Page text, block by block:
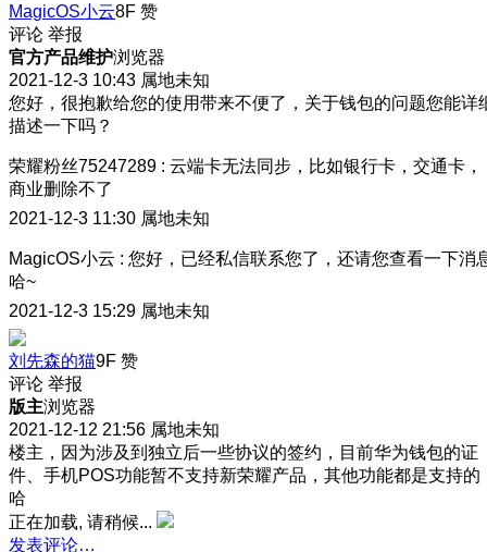
MagicOS小云8F 赞
评论 举报
官方产品维护浏览器
2021-12-3 10:43 属地未知
您好，很抱歉给您的使用带来不便了，关于钱包的问题您能详
描述一下吗？
荣耀粉丝75247289 : 云端卡无法同步，比如银行卡，交通卡，
商业删除不了
2021-12-3 11:30 属地未知
MagicOS小云 : 您好，已经私信联系您了，还请您查看一下消
哈~
2021-12-3 15:29 属地未知
刘先森的猫9F 赞
评论 举报
版主浏览器
2021-12-12 21:56 属地未知
楼主，因为涉及到独立后一些协议的签约，目前华为钱包的证
件、手机POS功能暂不支持新荣耀产品，其他功能都是支持的
哈
正在加载, 请稍候...
发表评论…